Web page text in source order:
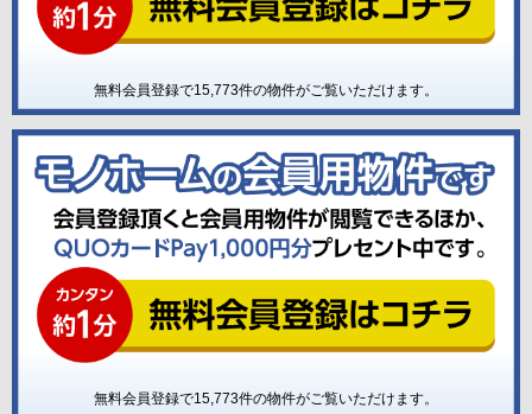
無料会員登録で15,773件の物件がご覧いただけます。
無料会員登録で15,773件の物件がご覧いただけます。